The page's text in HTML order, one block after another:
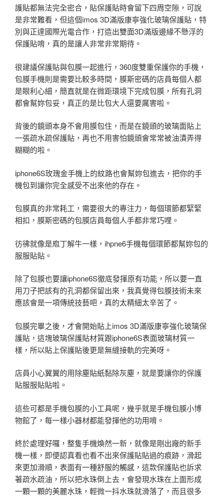
護貼都無法完全密合，貼保護貼時會留下四周空隙，可說
是非常難看，但這個imos 3D滿版康寧強化玻璃保護貼，特
別與正達國際光電合作，打造出雙面3D滿版邊緣不懸浮的
保護貼唷，真的是讓人非常非常期待。
很建議保護貼與包膜一起進行，360度雙重保護你的手機，
包膜手機則是需要比較多時間，膜斯密碼的店員每個人都
是眼利心細，簡直就是在微距環境下完成包膜，所有孔洞
都會幫妳包妥，真正的是比包大人還要厲害啦。
背後的鏡頭本身不會用膜包住，而是在鏡頭的玻璃面貼上
一張疏水疏保護貼，再也不用害怕鏡頭會常常被油漬弄得
糊糊的啦。
iphone6S玫瑰金手機上的紋路也會幫妳包進去，把你的手
機包到讓你完全感受不出來他的存在。
包膜真的非常耗工，需要很大的專注力，每個環節都緊緊
相扣，膜斯密碼的包膜店員每個人手都非常巧哩。
彷彿就像是庖丁解牛一樣，ihpne6手機每個環節都幫妳包的
服服貼貼。
除了包膜也要讓iphone6S徹底發揮原有功能，所以要一直
用刀子把該有的孔洞都保留出來，我真覺得包膜技術未來
應該會是一項傳統技藝吧，真的太精細太辛苦了。
包膜完畢之後，才會開始貼上imos 3D滿版康寧強化玻璃保
護貼，這塊玻璃保護貼材質跟iphone6S表面玻璃材質一
樣，所以貼上保護貼後更是無縫接軌的完美呀。
店員小心翼翼的用除塵貼紙黏除灰塵，就是要讓你的保護
貼服服貼貼啦。
這些可都是手機包膜的小工具呢，幾乎就是手機包膜小博
物館了，每一樣小器材都能發揮他的功用唷。
終於處理好囉，整隻手機煥然一新，就像是剛出廠的新手
機一樣，即便認真看也看不出來保護貼貼過的痕跡，滑起
來更加滑順，表面有一種舒服的觸感，這款保護貼也訴求
著疏水疏油，所以把水珠倒上去，會發現水珠在上面形成
一顆一顆的美麗水珠，輕微一抖水珠就滑落了，而且很多